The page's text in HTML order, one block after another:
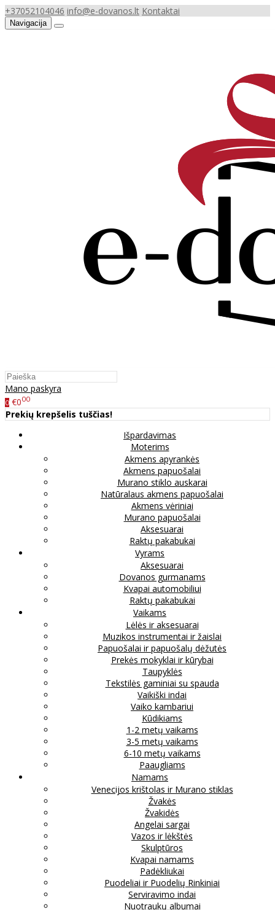
+37052104046 info@e-dovanos.lt Kontaktai
Navigacija
Mano paskyra
0 €000
Prekių krepšelis tuščias!
Išpardavimas
Moterims
Akmens apyrankės
Akmens papuošalai
Murano stiklo auskarai
Natūralaus akmens papuošalai
Akmens vėriniai
Murano papuošalai
Aksesuarai
Raktų pakabukai
Vyrams
Aksesuarai
Dovanos gurmanams
Kvapai automobiliui
Raktų pakabukai
Vaikams
Lėlės ir aksesuarai
Muzikos instrumentai ir žaislai
Papuošalai ir papuošalų dėžutės
Prekės mokyklai ir kūrybai
Taupyklės
Tekstilės gaminiai su spauda
Vaikiški indai
Vaiko kambariui
Kūdikiams
1-2 metų vaikams
3-5 metų vaikams
6-10 metų vaikams
Paaugliams
Namams
Venecijos krištolas ir Murano stiklas
Žvakės
Žvakidės
Angelai sargai
Vazos ir lėkštės
Skulptūros
Kvapai namams
Padėkliukai
Puodeliai ir Puodelių Rinkiniai
Serviravimo indai
Nuotraukų albumai